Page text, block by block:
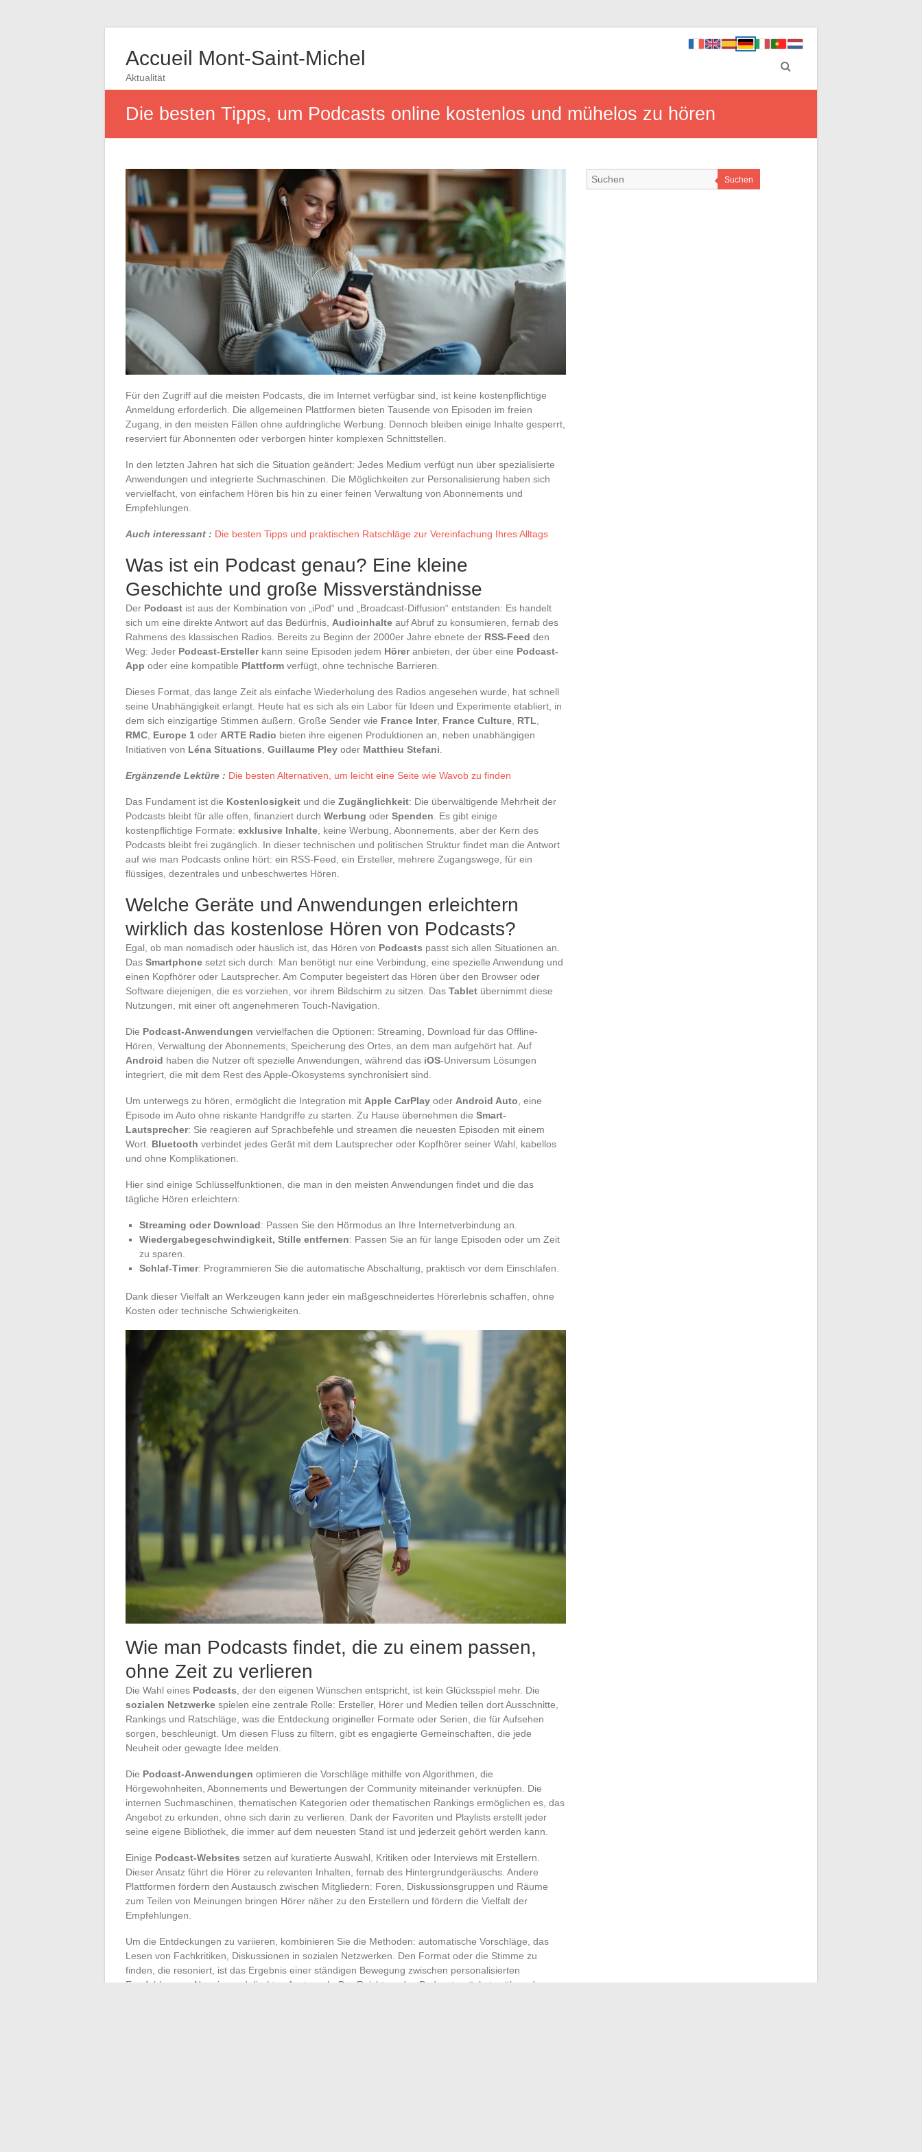
Accueil Mont-Saint-Michel
Aktualität
Die besten Tipps, um Podcasts online kostenlos und mühelos zu hören
Für den Zugriff auf die meisten Podcasts, die im Internet verfügbar sind, ist keine kostenpflichtige
Anmeldung erforderlich. Die allgemeinen Plattformen bieten Tausende von Episoden im freien
Zugang, in den meisten Fällen ohne aufdringliche Werbung. Dennoch bleiben einige Inhalte gesperrt,
reserviert für Abonnenten oder verborgen hinter komplexen Schnittstellen.
In den letzten Jahren hat sich die Situation geändert: Jedes Medium verfügt nun über spezialisierte
Anwendungen und integrierte Suchmaschinen. Die Möglichkeiten zur Personalisierung haben sich
vervielfacht, von einfachem Hören bis hin zu einer feinen Verwaltung von Abonnements und
Empfehlungen.
Auch interessant : Die besten Tipps und praktischen Ratschläge zur Vereinfachung Ihres Alltags
Was ist ein Podcast genau? Eine kleine
Geschichte und große Missverständnisse
Der Podcast ist aus der Kombination von „iPod“ und „Broadcast-Diffusion“ entstanden: Es handelt
sich um eine direkte Antwort auf das Bedürfnis, Audioinhalte auf Abruf zu konsumieren, fernab des
Rahmens des klassischen Radios. Bereits zu Beginn der 2000er Jahre ebnete der RSS-Feed den
Weg: Jeder Podcast-Erstellerkann seine Episoden jedem Höreranbieten, der über eine Podcast-
App oder eine kompatible Plattform verfügt, ohne technische Barrieren.
Dieses Format, das lange Zeit als einfache Wiederholung des Radios angesehen wurde, hat schnell
seine Unabhängigkeit erlangt. Heute hat es sich als ein Labor für Ideen und Experimente etabliert, in
dem sich einzigartige Stimmen äußern. Große Sender wie France Inter, France Culture RTL
RMC Europe 1 oder ARTE Radio bieten ihre eigenen Produktionen an, neben unabhängigen
Initiativen von Léna Situations Guillaume Pley oder Matthieu Stefani
Ergänzende Lektüre : Die besten Alternativen, um leicht eine Seite wie Wavob zu finden
Das Fundament ist die Kostenlosigkeit und die Zugänglichkeit: Die überwältigende Mehrheit der
Podcasts bleibt für alle offen, finanziert durch Werbung oder Spenden . Es gibt einige
kostenpflichtige Formate: exklusive Inhalte , keine Werbung, Abonnements, aber der Kern des
Podcasts bleibt frei zugänglich. In dieser technischen und politischen Struktur findet man die Antwort
auf wie man Podcasts online hört: ein RSS-Feed, ein Ersteller, mehrere Zugangswege, für ein
flüssiges, dezentrales und unbeschwertes Hören.
Welche Geräte und Anwendungen erleichtern
wirklich das kostenlose Hören von Podcasts?
Egal, ob man nomadisch oder häuslich ist, das Hören von Podcasts passt sich allen Situationen an.
Das Smartphone setzt sich durch: Man benötigt nur eine Verbindung, eine spezielle Anwendung und
einen Kopfhörer oder Lautsprecher. Am Computer begeistert das Hören über den Browser oder
Software diejenigen, die es vorziehen, vor ihrem Bildschirm zu sitzen. Das Tablet übernimmt diese
Nutzungen, mit einer oft angenehmeren Touch-Navigation.
Die Podcast-Anwendungen vervielfachen die Optionen: Streaming, Download für das Offline-
Hören, Verwaltung der Abonnements, Speicherung des Ortes, an dem man aufgehört hat. Auf
Android haben die Nutzer oft spezielle Anwendungen, während das iOS-Universum Lösungen
integriert, die mit dem Rest des Apple-Ökosystems synchronisiert sind.
Um unterwegs zu hören, ermöglicht die Integration mit Apple CarPlay oder Android Auto , eine
Episode im Auto ohne riskante Handgriffe zu starten. Zu Hause übernehmen die Smart-
Lautsprecher: Sie reagieren auf Sprachbefehle und streamen die neuesten Episoden mit einem
Wort. Bluetooth verbindet jedes Gerät mit dem Lautsprecher oder Kopfhörer seiner Wahl, kabellos
und ohne Komplikationen.
Hier sind einige Schlüsselfunktionen, die man in den meisten Anwendungen findet und die das
tägliche Hören erleichtern:
Streaming oder Download: Passen Sie den Hörmodus an Ihre Internetverbindung an.
Wiedergabegeschwindigkeit, Stille entfernen: Passen Sie an für lange Episoden oder um Zeit
zu sparen.
Schlaf-Timer: Programmieren Sie die automatische Abschaltung, praktisch vor dem Einschlafen.
Dank dieser Vielfalt an Werkzeugen kann jeder ein maßgeschneidertes Hörerlebnis schaffen, ohne
Kosten oder technische Schwierigkeiten.
Wie man Podcasts findet, die zu einem passen,
ohne Zeit zu verlieren
Die Wahl eines Podcasts , der den eigenen Wünschen entspricht, ist kein Glücksspiel mehr. Die
sozialen Netzwerke spielen eine zentrale Rolle: Ersteller, Hörer und Medien teilen dort Ausschnitte,
Rankings und Ratschläge, was die Entdeckung origineller Formate oder Serien, die für Aufsehen
sorgen, beschleunigt. Um diesen Fluss zu filtern, gibt es engagierte Gemeinschaften, die jede
Neuheit oder gewagte Idee melden.
Die Podcast-Anwendungen optimieren die Vorschläge mithilfe von Algorithmen, die
Hörgewohnheiten, Abonnements und Bewertungen der Community miteinander verknüpfen. Die
internen Suchmaschinen, thematischen Kategorien oder thematischen Rankings ermöglichen es, das
Angebot zu erkunden, ohne sich darin zu verlieren. Dank der Favoriten und Playlists erstellt jeder
seine eigene Bibliothek, die immer auf dem neuesten Stand ist und jederzeit gehört werden kann.
Einige Podcast-Websites setzen auf kuratierte Auswahl, Kritiken oder Interviews mit Erstellern.
Dieser Ansatz führt die Hörer zu relevanten Inhalten, fernab des Hintergrundgeräuschs. Andere
Plattformen fördern den Austausch zwischen Mitgliedern: Foren, Diskussionsgruppen und Räume
zum Teilen von Meinungen bringen Hörer näher zu den Erstellern und fördern die Vielfalt der
Empfehlungen.
Um die Entdeckungen zu variieren, kombinieren Sie die Methoden: automatische Vorschläge, das
Lesen von Fachkritiken, Diskussionen in sozialen Netzwerken. Den Format oder die Stimme zu
finden, die resoniert, ist das Ergebnis einer ständigen Bewegung zwischen personalisierten
Empfehlungen, Neugier und direkten Austausch. Der Reichtum des Podcasts wächst, während
Suchen